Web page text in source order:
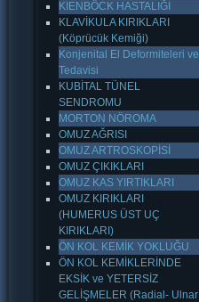
KIENBÖCK HASTALIĞI
KLAVİKULA KIRIKLARI
(Köprücük Kemiği)
Konjenital El Deformiteleri ve
Tedavisi
KUBİTAL TÜNEL
SENDROMU
MORTON NÖROMA
OMUZ AĞRISI
OMUZ ARTROSKOPİSİ
OMUZ ÇIKIKLARI
OMUZ KAS YIRTIKLARI
OMUZ KIRIKLARI
(HUMERUS ÜST UÇ
KIRIKLARI)
ÖN KOL KEMİK YOKLUĞU
ÖN KOL KEMİKLERİNDE
EKSİK ve YETERSİZ
GELİŞMELER (Radial- Ulnar